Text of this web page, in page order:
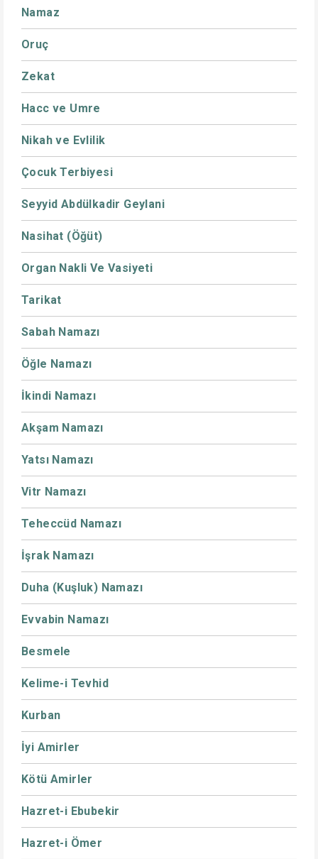
Namaz
Oruç
Zekat
Hacc ve Umre
Nikah ve Evlilik
Çocuk Terbiyesi
Seyyid Abdülkadir Geylani
Nasihat (Öğüt)
Organ Nakli Ve Vasiyeti
Tarikat
Sabah Namazı
Öğle Namazı
İkindi Namazı
Akşam Namazı
Yatsı Namazı
Vitr Namazı
Teheccüd Namazı
İşrak Namazı
Duha (Kuşluk) Namazı
Evvabin Namazı
Besmele
Kelime-i Tevhid
Kurban
İyi Amirler
Kötü Amirler
Hazret-i Ebubekir
Hazret-i Ömer